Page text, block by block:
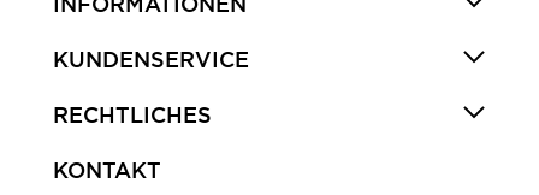
KUNDENSERVICE
RECHTLICHES
KONTAKT